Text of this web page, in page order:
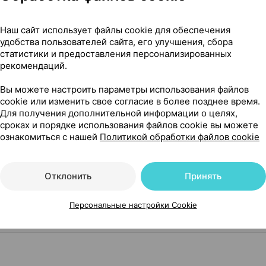
натоптышей [10% мочевина + масло мяты], 75 мл ×1,
мочевина + масло мяты]
натоптышей [10% мочевина + масло мяты], 75 мл ×1,
Наш сайт использует файлы cookie для обеспечения
удобства пользователей сайта, его улучшения, сбора
статистики и предоставления персонализированных
рекомендаций.
Вы можете настроить параметры использования файлов
cookie или изменить свое согласие в более позднее время.
Для получения дополнительной информации о целях,
сроках и порядке использования файлов cookie вы можете
ознакомиться с нашей Политикой обработки файлов cookie
Отклонить Принять
Персональные настройки Cookie